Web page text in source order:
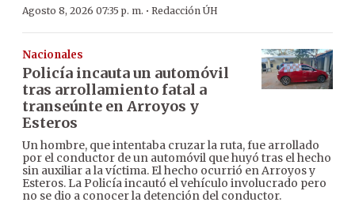
Agosto 8, 2026 07:35 p. m. · Redacción ÚH
Nacionales
Policía incauta un automóvil
tras arrollamiento fatal a
transeúnte en Arroyos y
Esteros
Un hombre, que intentaba cruzar la ruta, fue arrollado
por el conductor de un automóvil que huyó tras el hecho
sin auxiliar a la víctima. El hecho ocurrió en Arroyos y
Esteros. La Policía incautó el vehículo involucrado pero
no se dio a conocer la detención del conductor.